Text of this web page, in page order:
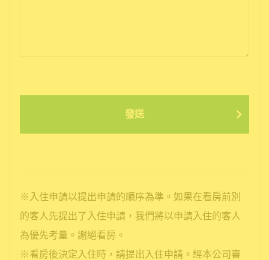
發送
※入住申請以提出申請的順序為準。如果在看房前別
的客人先提出了入住申請，我們將以申請入住的客人
為優先考量。謝絕看房。
※看房後決定入住時，請提出入住申請。經本公司審